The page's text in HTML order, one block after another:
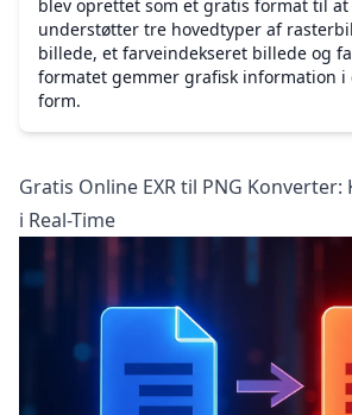
blev oprettet som et gratis format til at
understøtter tre hovedtyper af
billede, et farveindekseret billede og
formatet gemmer grafisk information i
form.
Gratis Online EXR til PNG
i Real-Time